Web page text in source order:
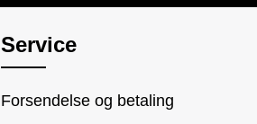
Service
Forsendelse og betaling